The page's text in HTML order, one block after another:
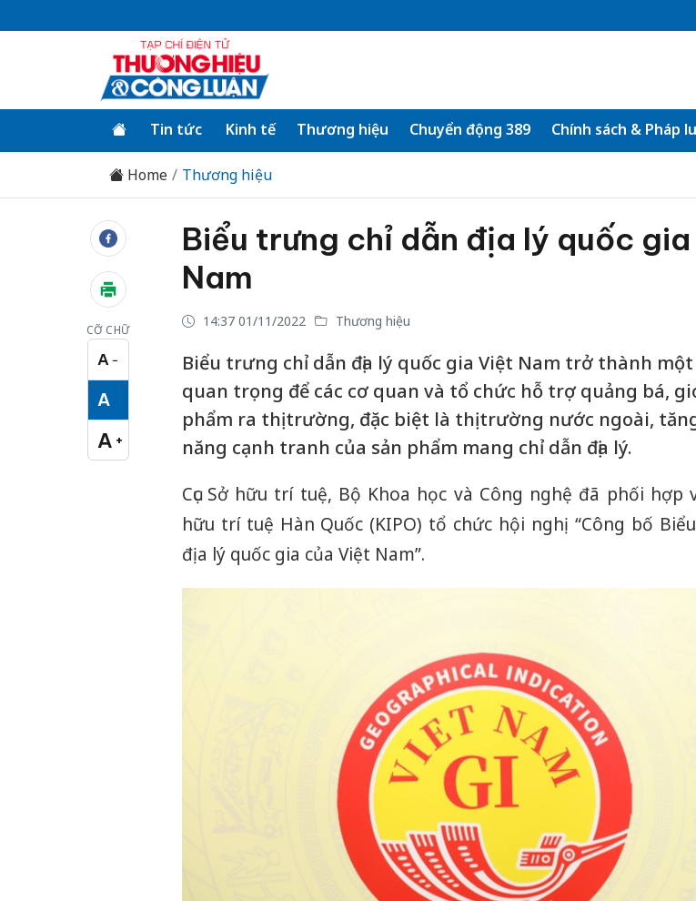
Tin tức Kinh tế Thương hiệu Chuyển động 389 Chính sách & Pháp
Home Thương hiệu
CỠ CHỮ
A −
Cỡ chữ nhỏ
A
Cỡ chữ vừa
A +
Cỡ chữ lớn
Biểu trưng chỉ dẫn địa lý quốc
Nam
14:37 01/11/2022 Thương hiệu
Biểu trưng chỉ dẫn địa lý quốc gia Việt Nam trở thành
quan trọng để các cơ quan và tổ chức hỗ trợ quảng bá,
phẩm ra thị trường, đặc biệt là thị trường nước ngoài,
năng cạnh tranh của sản phẩm mang chỉ dẫn địa lý.
Cục Sở hữu trí tuệ, Bộ Khoa học và Công nghệ đã phối hợp
hữu trí tuệ Hàn Quốc (KIPO) tổ chức hội nghị “Công bố
địa lý quốc gia của Việt Nam”.